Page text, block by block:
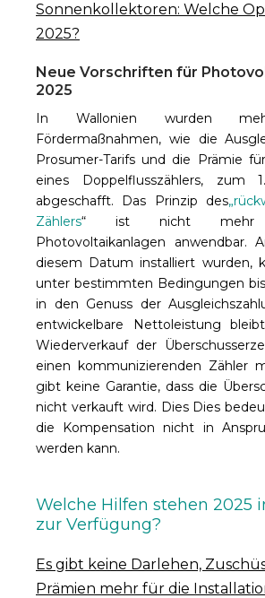
Sonnenkollektoren: Welche
2025?
Neue Vorschriften für
2025
In Wallonien wurden
Fördermaßnahmen, wie die
Prosumer-Tarifs und die Prämie
eines Doppelflusszählers, zum
abgeschafft. Das Prinzip des
Zählers“ ist nicht mehr
Photovoltaikanlagen anwendbar.
diesem Datum installiert wurden,
unter bestimmten Bedingungen
in den Genuss der
entwickelbare Nettoleistung
Wiederverkauf der
einen kommunizierenden Zähler
gibt keine Garantie, dass die
nicht verkauft wird. DiesDies
die Kompensation nicht in
werden kann.
Welche Hilfen stehen 2025
zur Verfügung?
Es gibt keine Darlehen,
Prämien mehr für die